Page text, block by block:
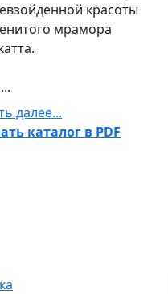
красоты
мрамора
далее...
каталог в PDF